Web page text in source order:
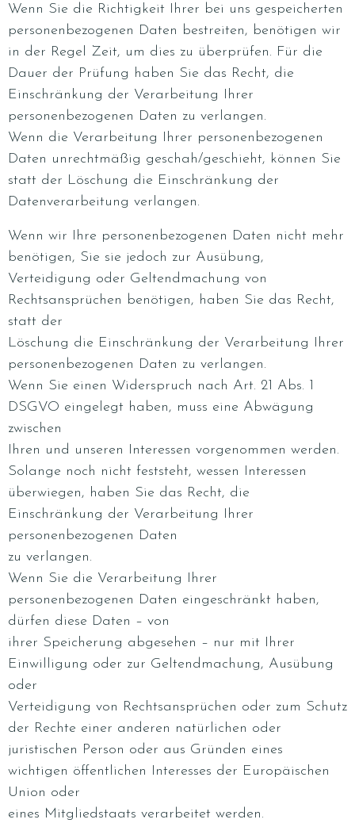
Wenn Sie die Richtigkeit Ihrer bei uns gespeicherten
personenbezogenen Daten bestreiten, benötigen wir
in der Regel Zeit, um dies zu überprüfen. Für die
Dauer der Prüfung haben Sie das Recht, die
Einschränkung der Verarbeitung Ihrer
personenbezogenen Daten zu verlangen.
Wenn die Verarbeitung Ihrer personenbezogenen
Daten unrechtmäßig geschah/geschieht, können Sie
statt der Löschung die Einschränkung der
Datenverarbeitung verlangen.
Wenn wir Ihre personenbezogenen Daten nicht mehr
benötigen, Sie sie jedoch zur Ausübung,
Verteidigung oder Geltendmachung von
Rechtsansprüchen benötigen, haben Sie das Recht,
statt der
Löschung die Einschränkung der Verarbeitung Ihrer
personenbezogenen Daten zu verlangen.
Wenn Sie einen Widerspruch nach Art. 21 Abs. 1
DSGVO eingelegt haben, muss eine Abwägung
zwischen
Ihren und unseren Interessen vorgenommen werden.
Solange noch nicht feststeht, wessen Interessen
überwiegen, haben Sie das Recht, die
Einschränkung der Verarbeitung Ihrer
personenbezogenen Daten
zu verlangen.
Wenn Sie die Verarbeitung Ihrer
personenbezogenen Daten eingeschränkt haben,
dürfen diese Daten – von
ihrer Speicherung abgesehen – nur mit Ihrer
Einwilligung oder zur Geltendmachung, Ausübung
oder
Verteidigung von Rechtsansprüchen oder zum Schutz
der Rechte einer anderen natürlichen oder
juristischen Person oder aus Gründen eines
wichtigen öffentlichen Interesses der Europäischen
Union oder
eines Mitgliedstaats verarbeitet werden.